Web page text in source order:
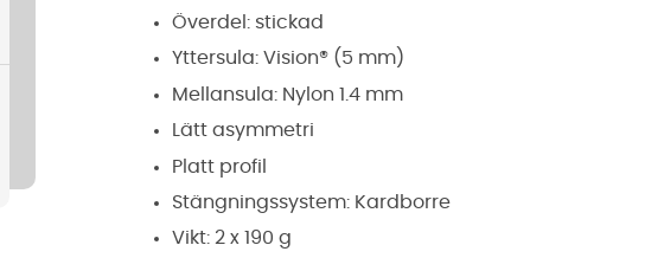
Överdel: stickad
Yttersula: Vision® (5 mm)
Mellansula: Nylon 1.4 mm
Lätt asymmetri
Platt profil
Stängningssystem: Kardborre
Vikt: 2 x 190 g